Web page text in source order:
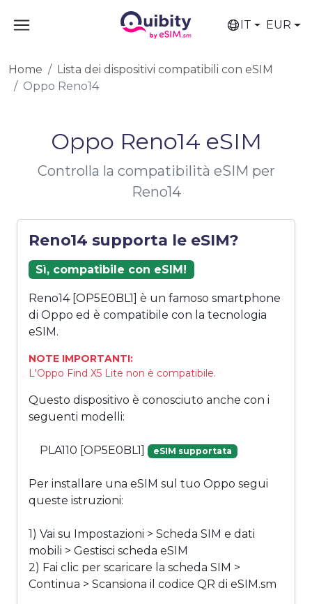
IT EUR
Home
Lista dei dispositivi compatibili con eSIM
Oppo Reno14
Oppo Reno14 eSIM
Controlla la compatibilità eSIM per
Reno14
Reno14 supporta le eSIM?
Sì, compatibile con eSIM!
Reno14 [OP5E0BL1] è un famoso smartphone
di Oppo ed è compatibile con la tecnologia
eSIM.
NOTE IMPORTANTI:
L'Oppo Find X5 Lite non è compatibile.
Questo dispositivo è conosciuto anche con i
seguenti modelli:
PLA110 [OP5E0BL1] eSIM supportata
Per installare una eSIM sul tuo Oppo segui
queste istruzioni:
1) Vai su Impostazioni > Scheda SIM e dati
mobili > Gestisci scheda eSIM
2) Fai clic per scaricare la scheda SIM >
Continua > Scansiona il codice QR di eSIM.sm